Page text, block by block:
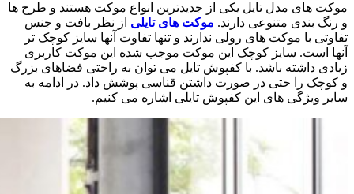
موکت های مدل تایل یکی از جدیدترین انواع موکت هستند و طرح ها
و رنگ بندی متنوعی دارند. موکت های تایلی از نظر بافت و جنس
تفاوتی با موکت های رولی ندارند و تنها تفاوت آنها سایز کوچک تر
آنها است. سایز کوچک این موکت موجب شده این موکت کاربری
زیادی داشته باشد. با کفپوش تایل می توان به راحتی فضاهای بزرگ
و کوچک را حتی در صورت داشتن قناسی پوشش داد. در ادامه به
سایر ویژگی های این کفپوش تایلی اشاره می کنیم.